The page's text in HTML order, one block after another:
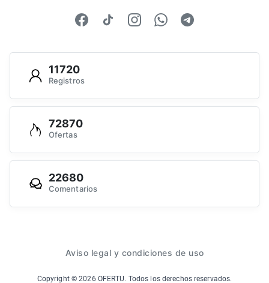
11720
Registros
72870
Ofertas
22680
Comentarios
Aviso legal y condiciones de uso
Copyright ©2026 OFERTU. Todos los derechos reservados.